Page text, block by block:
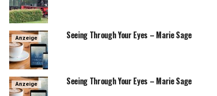
Anzeige See­ing Through Your Eyes – Marie Sage
Anzeige See­ing Through Your Eyes – Marie Sage